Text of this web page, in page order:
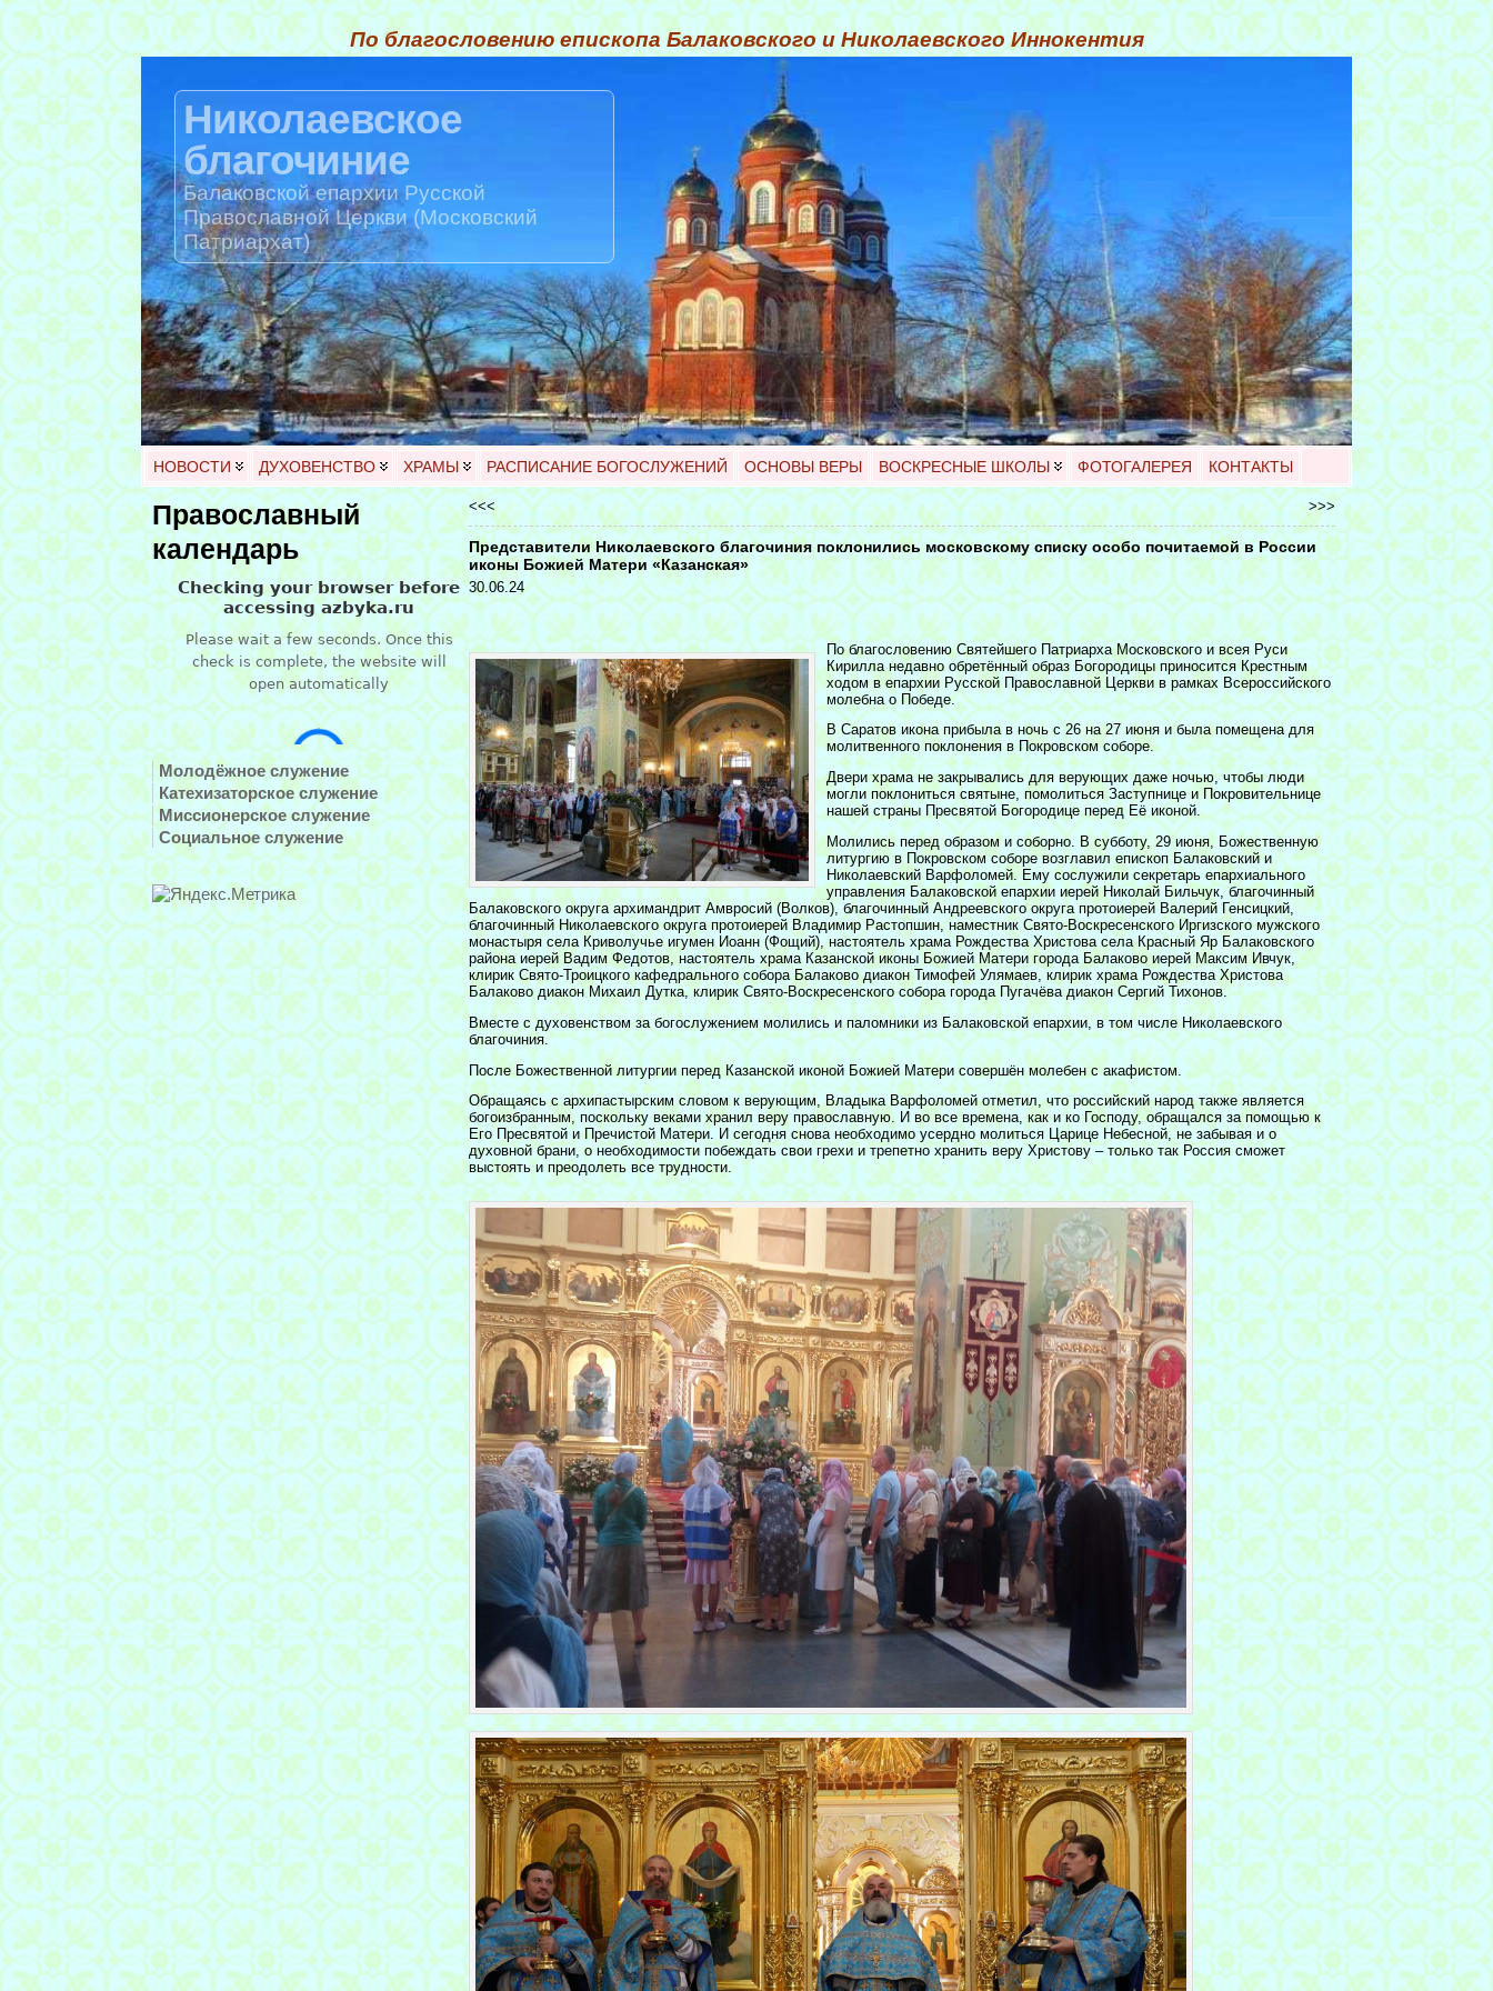
По благословению епископа Балаковского и Николаевского Иннокентия
Николаевское
благочиние
Балаковской епархии Русской
Православной Церкви (Московский
Патриархат)
НОВОСТИ ДУХОВЕНСТВО ХРАМЫ РАСПИСАНИЕ БОГОСЛУЖЕНИЙ ОСНОВЫ ВЕРЫ ВОСКРЕСНЫЕ ШКОЛЫ ФОТОГАЛЕРЕЯ КОНТАКТЫ
Православный
календарь
Молодёжное служение
Катехизаторское служение
Миссионерское служение
Социальное служение
<<< >>>
Представители Николаевского благочиния поклонились московскому списку особо почитаемой в России
иконы Божией Матери «Казанская»
30.06.24
По благословению Святейшего Патриарха Московского и всея Руси
Кирилла недавно обретённый образ Богородицы приносится Крестным
ходом в епархии Русской Православной Церкви в рамках Всероссийского
молебна о Победе.
В Саратов икона прибыла в ночь с 26 на 27 июня и была помещена для
молитвенного поклонения в Покровском соборе.
Двери храма не закрывались для верующих даже ночью, чтобы люди
могли поклониться святыне, помолиться Заступнице и Покровительнице
нашей страны Пресвятой Богородице перед Её иконой.
Молились перед образом и соборно. В субботу, 29 июня, Божественную
литургию в Покровском соборе возглавил епископ Балаковский и
Николаевский Варфоломей. Ему сослужили секретарь епархиального
управления Балаковской епархии иерей Николай Бильчук, благочинный
Балаковского округа архимандрит Амвросий (Волков), благочинный Андреевского округа протоиерей Валерий Генсицкий,
благочинный Николаевского округа протоиерей Владимир Растопшин, наместник Свято-Воскресенского Иргизского мужского
монастыря села Криволучье игумен Иоанн (Фощий), настоятель храма Рождества Христова села Красный Яр Балаковского
района иерей Вадим Федотов, настоятель храма Казанской иконы Божией Матери города Балаково иерей Максим Ивчук,
клирик Свято-Троицкого кафедрального собора Балаково диакон Тимофей Улямаев, клирик храма Рождества Христова
Балаково диакон Михаил Дутка, клирик Свято-Воскресенского собора города Пугачёва диакон Сергий Тихонов.
Вместе с духовенством за богослужением молились и паломники из Балаковской епархии, в том числе Николаевского
благочиния.
После Божественной литургии перед Казанской иконой Божией Матери совершён молебен с акафистом.
Обращаясь с архипастырским словом к верующим, Владыка Варфоломей отметил, что российский народ также является
богоизбранным, поскольку веками хранил веру православную. И во все времена, как и ко Господу, обращался за помощью к
Его Пресвятой и Пречистой Матери. И сегодня снова необходимо усердно молиться Царице Небесной, не забывая и о
духовной брани, о необходимости побеждать свои грехи и трепетно хранить веру Христову – только так Россия сможет
выстоять и преодолеть все трудности.